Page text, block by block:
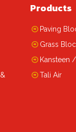
Products
Paving
Grass
Kansteen
Tali Air